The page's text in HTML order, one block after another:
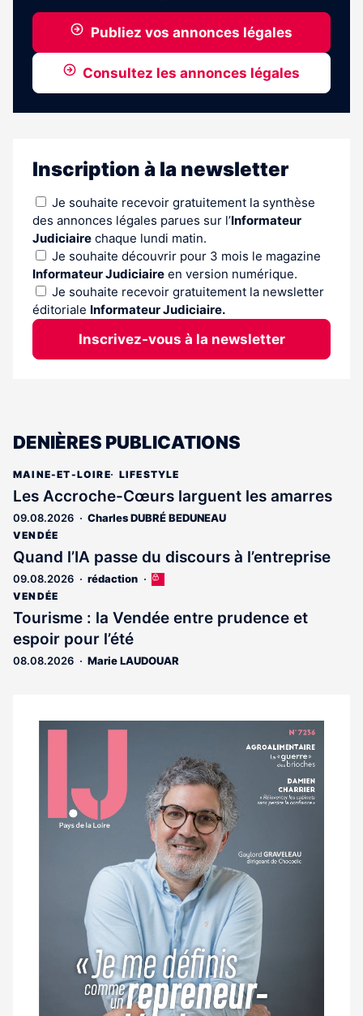
Publiez vos annonces légales
Consultez les annonces légales
Inscription à la newsletter
Je souhaite recevoir gratuitement la synthèse
des annonces légales parues sur l’Informateur
Judiciaire chaque lundi matin.
Je souhaite découvrir pour 3 mois le magazine
Informateur Judiciaire en version numérique.
Je souhaite recevoir gratuitement la newsletter
éditoriale Informateur Judiciaire.
Inscrivez-vous à la newsletter
DENIÈRES PUBLICATIONS
MAINE-ET-LOIRE LIFESTYLE
Les Accroche-Cœurs larguent les amarres
09.08.2026 Charles DUBRÉ BEDUNEAU
VENDÉE
Quand l’IA passe du discours à l’entreprise
09.08.2026 rédaction
Cet
est
réservé
abonnés
VENDÉE
Tourisme : la Vendée entre prudence et
espoir pour l’été
08.08.2026 Marie LAUDOUAR
Notre
magazine